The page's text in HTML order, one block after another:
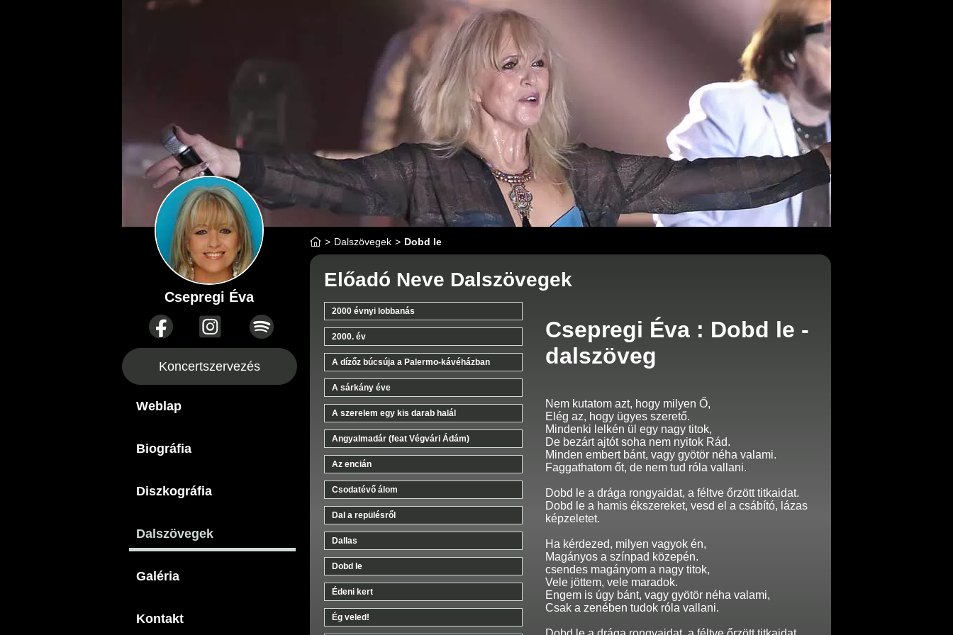
Csepregi Éva
Koncertszervezés
Weblap
Biográfia
Diszkográfia
Dalszövegek
Galéria
Kontakt
> Dalszövegek > Dobd le
Előadó Neve Dalszövegek
2000 évnyi lobbanás
2000. év
A dízőz búcsúja a Palermo-kávéházban
A sárkány éve
A szerelem egy kis darab halál
Angyalmadár (feat Végvári Ádám)
Az encián
Csodatévő álom
Dal a repülésről
Dallas
Dobd le
Édeni kert
Ég veled!
Csepregi Éva : Dobd le -
dalszöveg
Nem kutatom azt, hogy milyen Ő,
Elég az, hogy ügyes szerető.
Mindenki lelkén ül egy nagy titok,
De bezárt ajtót soha nem nyitok Rád.
Minden embert bánt, vagy gyötör néha valami.
Faggathatom őt, de nem tud róla vallani.
Dobd le a drága rongyaidat, a féltve őrzött titkaidat.
Dobd le a hamis ékszereket, vesd el a csábító, lázas
képzeletet.
Ha kérdezed, milyen vagyok én,
Magányos a színpad közepén.
csendes magányom a nagy titok,
Vele jöttem, vele maradok.
Engem is úgy bánt, vagy gyötör néha valami,
Csak a zenében tudok róla vallani.